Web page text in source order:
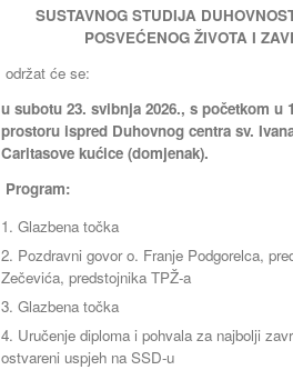
SUSTAVNOG STUDIJA
POSVEĆENOG ŽIVOTA I
održat će se:
u subotu 23. svibnja 2026., s početkom u
prostoru ispred Duhovnog centra sv.
Caritasove kućice (domjenak).
Program:
Glazbena točka
Pozdravni govor o. Franje Podgorelca,
Zečevića, predstojnika TPŽ-a
Glazbena točka
Uručenje diploma i pohvala za najbolji
ostvareni uspjeh na SSD-u